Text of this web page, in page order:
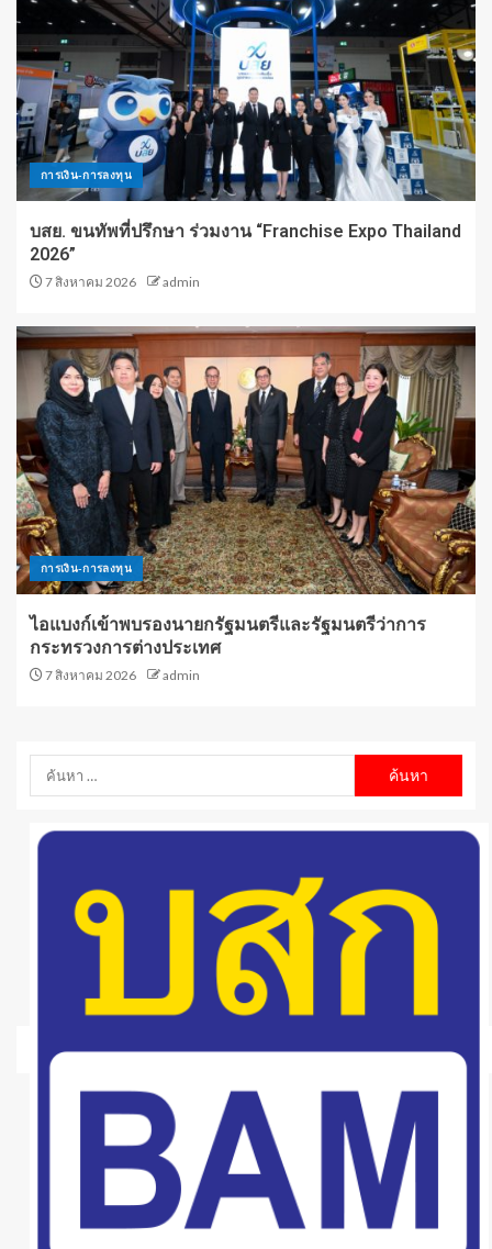
การเงิน-การลงทุน
บสย. ขนทัพที่ปรึกษา ร่วมงาน “Franchise Expo Thailand
2026”
7 สิงหาคม 2026 admin
การเงิน-การลงทุน
ไอแบงก์เข้าพบรองนายกรัฐมนตรีและรัฐมนตรีว่าการ
กระทรวงการต่างประเทศ
7 สิงหาคม 2026 admin